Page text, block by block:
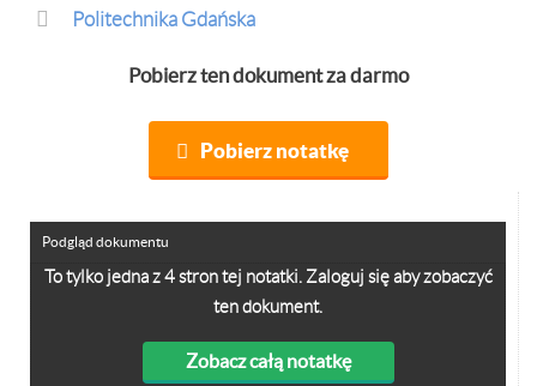
Politechnika Gdańska
Pobierz ten dokument za darmo
Pobierz notatkę
To tylko jedna z 4 stron tej notatki. Zaloguj się aby zobaczyć
ten dokument.
Zobacz całą notatkę
Podgląd dokumentu